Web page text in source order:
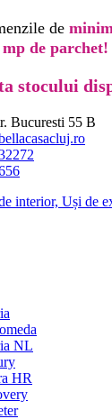
de
mp de parchet!
stocului
Bucuresti 55 B
NL
HR